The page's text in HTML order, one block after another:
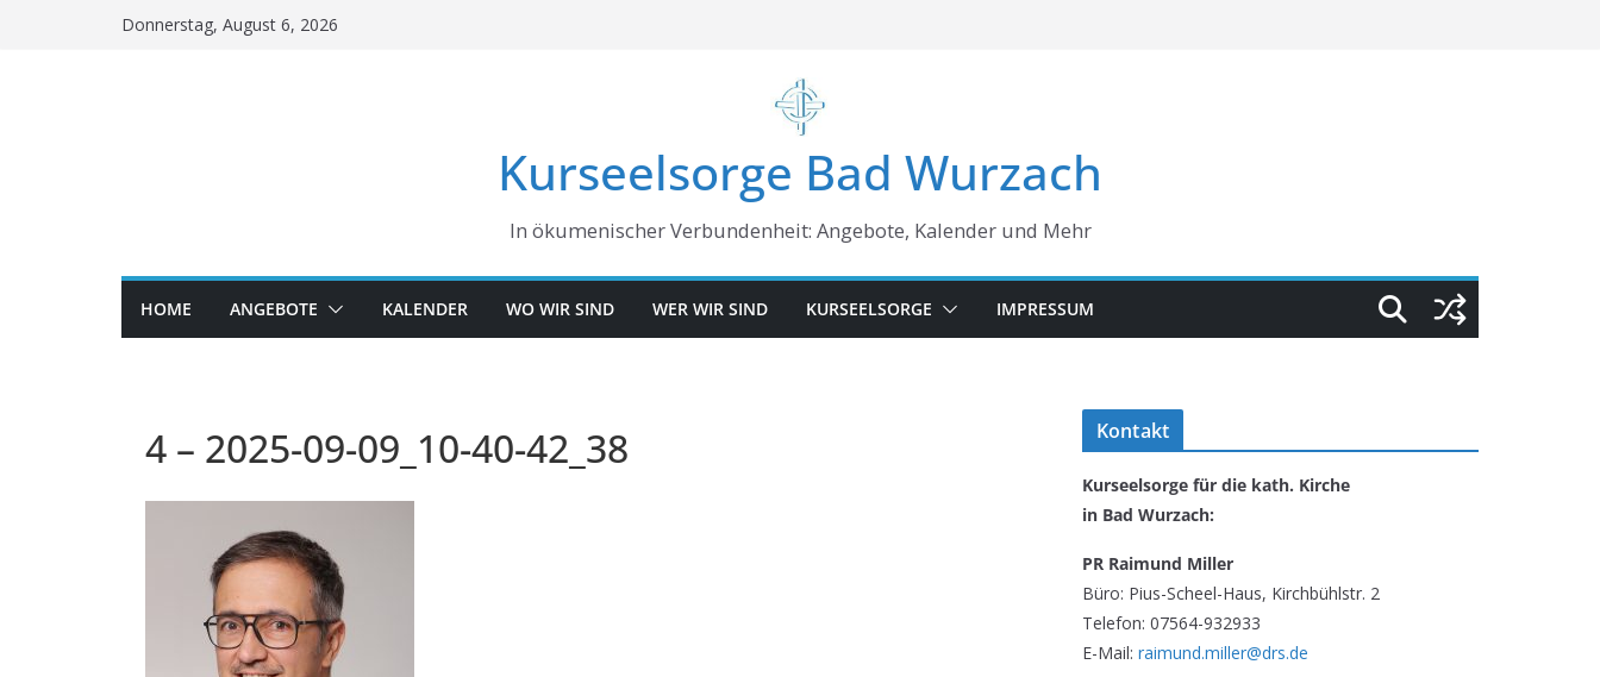
Donnerstag, August 6, 2026
Kurseelsorge Bad Wurzach
In ökumenischer Verbundenheit: Angebote, Kalender und Mehr
HOME ANGEBOTE KALENDER WO WIR SIND WER WIR SIND KURSEELSORGE IMPRESSUM
4 – 2025-09-09_10-40-42_38 Kontakt
Kurseelsorge für die kath. Kirche
in Bad Wurzach:
PR Raimund Miller
Büro: Pius-Scheel-Haus, Kirchbühlstr. 2
Telefon: 07564-932933
E-Mail: raimund.miller@drs.de